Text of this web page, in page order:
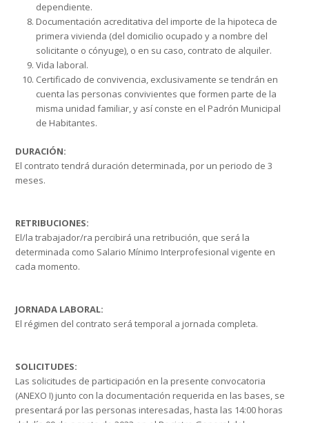
dependiente.
Documentación acreditativa del importe de la hipoteca de
primera vivienda (del domicilio ocupado y a nombre del
solicitante o cónyuge), o en su caso, contrato de alquiler.
Vida laboral.
Certificado de convivencia, exclusivamente se tendrán en
cuenta las personas convivientes que formen parte de la
misma unidad familiar, y así conste en el Padrón Municipal
de Habitantes.
DURACIÓN:
El contrato tendrá duración determinada, por un periodo de 3
meses.
RETRIBUCIONES:
El/la trabajador/ra percibirá una retribución, que será la
determinada como Salario Mínimo Interprofesional vigente en
cada momento.
JORNADA LABORAL:
El régimen del contrato será temporal a jornada completa.
SOLICITUDES:
Las solicitudes de participación en la presente convocatoria
(ANEXO I) junto con la documentación requerida en las bases, se
presentará por las personas interesadas, hasta las 14:00 horas